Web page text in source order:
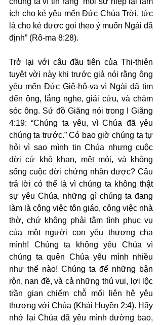
ích cho kẻ yêu mến Đức Chúa Trời, tức
là cho kẻ được gọi theo ý muốn Ngài đã
định” (Rô-ma 8:28).
Trở lại với câu đầu tiên của Thi-thiên
tuyệt vời này khi trước giả nói rằng ông
yêu mến Đức Giê-hô-va vì Ngài đã tìm
đến ông, lắng nghe, giải cứu, và chăm
sóc ông. Sứ đồ Giăng nói trong I Giăng
4:19: “Chúng ta yêu, vì Chúa đã yêu
chúng ta trước.” Có bao giờ chúng ta tự
hỏi vì sao mình tin Chúa nhưng cuộc
đời cứ khô khan, mệt mỏi, và không
sống cuộc đời chứng nhân được? Câu
trả lời có thể là vì chúng ta không thật
sự yêu Chúa, những gì chúng ta đang
làm là công việc tôn giáo, công việc nhà
thờ, chứ không phải tâm tình phục vụ
của một người con yêu thương cha
mình! Chúng ta không yêu Chúa vì
chúng ta quên Chúa yêu mình nhiều
như thế nào! Chúng ta để những bận
rộn, nan đề, và cả những thú vui, lợi lộc
trần gian chiếm chỗ mối liên hệ yêu
thương với Chúa (Khải Huyền 2:4). Hãy
nhớ lại Chúa đã yêu mình dường bao,